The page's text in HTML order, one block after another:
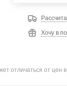
Хочу в
отличаться от цен